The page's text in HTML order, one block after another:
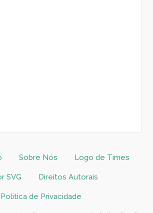
Sobre Nós Logo de Times
SVG Direitos Autorais
Politica de Privacidade